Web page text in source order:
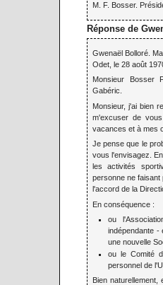
M. F. Bosser.
Réponse de
Gwenaël Bolloré.
Odet, le 28 août
Monsieur Bosser
Gabéric.
Monsieur, j'ai bien
m'excuser de
vacances et à mes
Je pense que le
vous l'envisagez.
les activités
personne ne faisant
l'accord de la
En conséquence :
ou
indépendante -
une nouvelle
ou le Comité
personnel de
Bien